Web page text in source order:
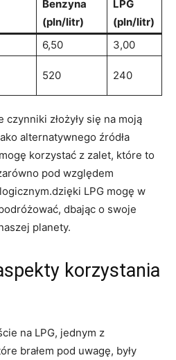
Benzyna
(pln/litr)
LPG
(pln/litr)
6,50
3,00
520 240
​złożyły się na moją
alternatywnego źródła
‌korzystać ‌z zalet,‍ które to
pod względem
LPG ‍mogę w
dbając o swoje
planety.
korzystania
na LPG, jednym z
brałem pod​ uwagę, były